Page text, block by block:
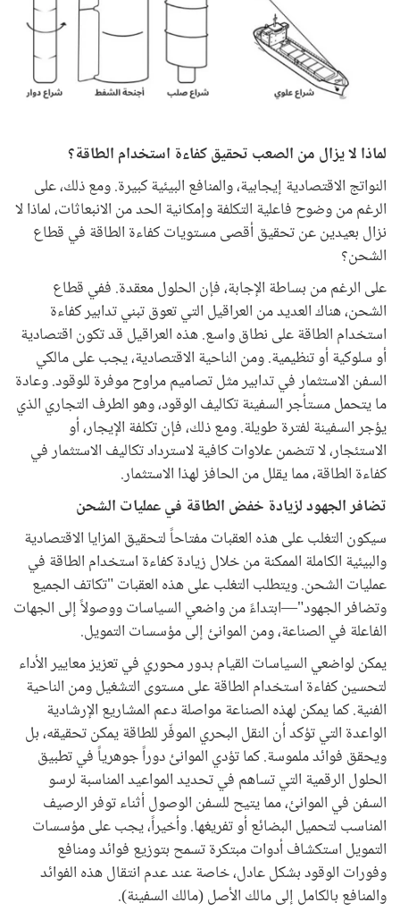
لماذا لا يزال من الصعب تحقيق كفاءة استخدام الطاقة؟
النواتج الاقتصادية إيجابية، والمنافع البيئية كبيرة. ومع ذلك، على
الرغم من وضوح فاعلية التكلفة وإمكانية الحد من الانبعاثات، لماذا لا
نزال بعيدين عن تحقيق أقصى مستويات كفاءة الطاقة في قطاع
الشحن؟
على الرغم من بساطة الإجابة، فإن الحلول معقدة. ففي قطاع
الشحن، هناك العديد من العراقيل التي تعوق تبني تدابير كفاءة
استخدام الطاقة على نطاق واسع. هذه العراقيل قد تكون اقتصادية
أو سلوكية أو تنظيمية. ومن الناحية الاقتصادية، يجب على مالكي
السفن الاستثمار في تدابير مثل تصاميم مراوح موفرة للوقود. وعادة
ما يتحمل مستأجر السفينة تكاليف الوقود، وهو الطرف التجاري الذي
يؤجر السفينة لفترة طويلة. ومع ذلك، فإن تكلفة الإيجار، أو
الاستئجار، لا تتضمن علاوات كافية لاسترداد تكاليف الاستثمار في
كفاءة الطاقة، مما يقلل من الحافز لهذا الاستثمار.
تضافر الجهود لزيادة خفض الطاقة في عمليات الشحن
سيكون التغلب على هذه العقبات مفتاحاً لتحقيق المزايا الاقتصادية
والبيئية الكاملة الممكنة من خلال زيادة كفاءة استخدام الطاقة في
عمليات الشحن. ويتطلب التغلب على هذه العقبات "تكاتف الجميع
وتضافر الجهود"—ابتداءً من واضعي السياسات ووصولاً إلى الجهات
الفاعلة في الصناعة، ومن الموانئ إلى مؤسسات التمويل.
يمكن لواضعي السياسات القيام بدور محوري في تعزيز معايير الأداء
لتحسين كفاءة استخدام الطاقة على مستوى التشغيل ومن الناحية
الفنية. كما يمكن لهذه الصناعة مواصلة دعم المشاريع الإرشادية
الواعدة التي تؤكد أن النقل البحري الموفّر للطاقة يمكن تحقيقه، بل
ويحقق فوائد ملموسة. كما تؤدي الموانئ دوراً جوهرياً في تطبيق
الحلول الرقمية التي تساهم في تحديد المواعيد المناسبة لرسو
السفن في الموانئ، مما يتيح للسفن الوصول أثناء توفر الرصيف
المناسب لتحميل البضائع أو تفريغها. وأخيراً، يجب على مؤسسات
التمويل استكشاف أدوات مبتكرة تسمح بتوزيع فوائد ومنافع
وفورات الوقود بشكل عادل، خاصة عند عدم انتقال هذه الفوائد
والمنافع بالكامل إلى مالك الأصل (مالك السفينة).